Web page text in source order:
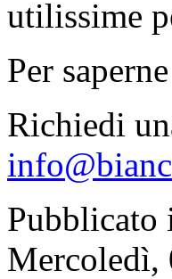
utilissime
Per
Richiedi
Pubblicato
Mercoledì,